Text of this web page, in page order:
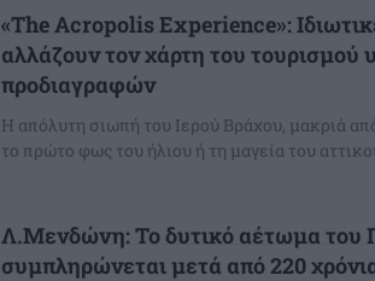
«The Acropolis Experience»:
αλλάζουν τον χάρτη του
προδιαγραφών
Η απόλυτη σιωπή του Ιερού Βράχου, μακριά
το πρώτο φως του ήλιου ή τη μαγεία του
Λ.Μενδώνη: Το δυτικό αέτωμα του
συμπληρώνεται μετά από 220